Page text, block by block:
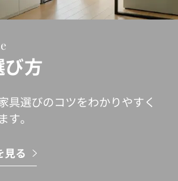
方
具選びのコツをわかりやすく
す。
見る